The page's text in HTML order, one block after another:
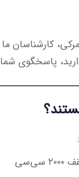
کارشناسان ما
پاسخگوی